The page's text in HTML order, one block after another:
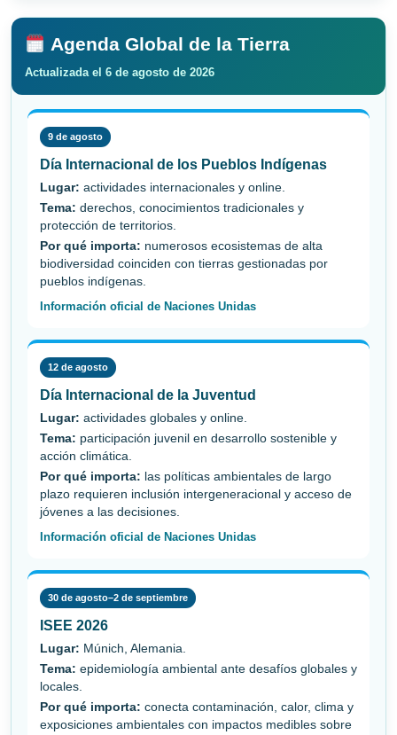
Agenda Global de la Tierra
Actualizada el 6 de agosto de 2026
9 de agosto
Día Internacional de los Pueblos Indígenas
Lugar: actividades internacionales y online.
Tema: derechos, conocimientos tradicionales y
protección de territorios.
Por qué importa: numerosos ecosistemas de alta
biodiversidad coinciden con tierras gestionadas por
pueblos indígenas.
Información oficial de Naciones Unidas
12 de agosto
Día Internacional de la Juventud
Lugar: actividades globales y online.
Tema: participación juvenil en desarrollo sostenible y
acción climática.
Por qué importa: las políticas ambientales de largo
plazo requieren inclusión intergeneracional y acceso de
jóvenes a las decisiones.
Información oficial de Naciones Unidas
30 de agosto–2 de septiembre
ISEE 2026
Lugar: Múnich, Alemania.
Tema: epidemiología ambiental ante desafíos globales y
locales.
Por qué importa: conecta contaminación, calor, clima y
exposiciones ambientales con impactos medibles sobre